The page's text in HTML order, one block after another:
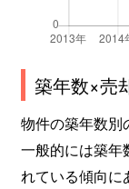
築年数×売
物件の築年数別
一般的には築年
れている傾向に